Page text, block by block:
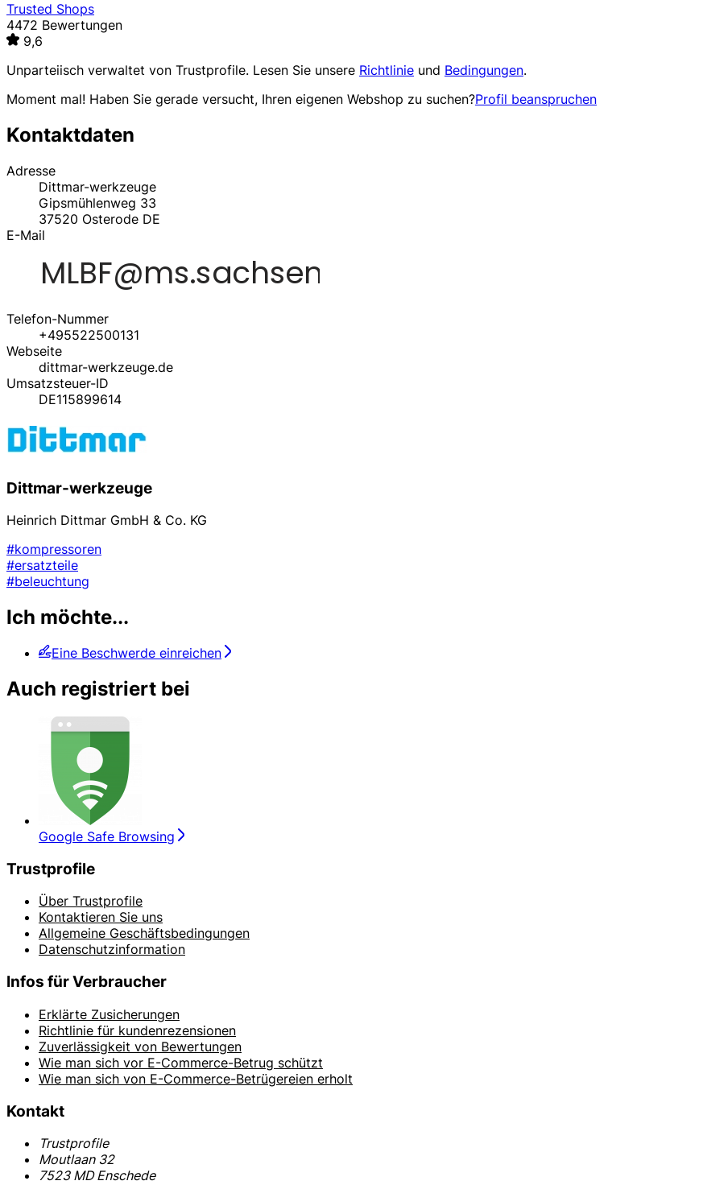
Trusted Shops
4472 Bewertungen
9,6
Unparteiisch verwaltet von Trustprofile. Lesen Sie unsere Richtlinie und Bedingungen.
Moment mal! Haben Sie gerade versucht, Ihren eigenen Webshop zu suchen?Profil beanspruchen
Kontaktdaten
Adresse
Dittmar-werkzeuge
Gipsmühlenweg 33
37520 Osterode DE
E-Mail
Telefon-Nummer
+495522500131
Webseite
dittmar-werkzeuge.de
Umsatzsteuer-ID
DE115899614
Dittmar-werkzeuge
Heinrich Dittmar GmbH & Co. KG
#kompressoren
#ersatzteile
#beleuchtung
Ich möchte...
Eine Beschwerde einreichen
Auch registriert bei
Google Safe Browsing
Trustprofile
Über Trustprofile
Kontaktieren Sie uns
Allgemeine Geschäftsbedingungen
Datenschutzinformation
Infos für Verbraucher
Erklärte Zusicherungen
Richtlinie für kundenrezensionen
Zuverlässigkeit von Bewertungen
Wie man sich vor E-Commerce-Betrug schützt
Wie man sich von E-Commerce-Betrügereien erholt
Kontakt
Trustprofile
Moutlaan 32
7523 MD Enschede